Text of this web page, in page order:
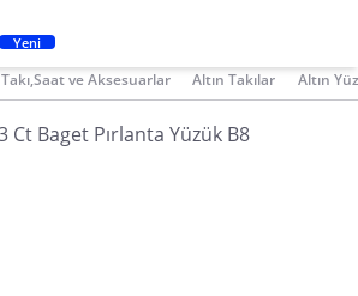
Yeni
Takı,Saat ve Aksesuarlar Altın Takılar Altın